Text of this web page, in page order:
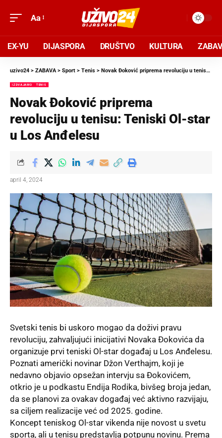
Aa
EX-YU DIJASPORA DRUŠTVO KULTURA
uzivo24 > ZABAVA> Sport > Tenis > Novak Đoković priprema revoluciju u tenisu: Teniski Ol-star u Los Anđelesu
IZDVAJAMO TENIS
Novak Đoković priprema
revoluciju u tenisu: Teniski Ol-star
u Los Anđelesu
april 4, 2024
Svetski tenis bi uskoro mogao da doživi pravu
revoluciju, zahvaljujući inicijativi Novaka Đokovića da
organizuje prvi teniski Ol-star događaj u Los Anđelesu.
Poznati američki novinar Džon Verthajm, koji je
nedavno objavio opsežan intervju sa Đokovićem,
otkrio je u podkastu Endija Rodika, bivšeg broja jedan,
da se planovi za ovakav događaj već aktivno razvijaju,
sa ciljem realizacije već od 2025. godine.
Koncept teniskog Ol-star vikenda nije novost u svetu
sporta, ali u tenisu predstavlja potpunu novinu. Prema